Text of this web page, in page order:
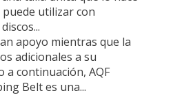
utilizar con
apoyo mientras que la
adicionales a su
a continuación, AQF
Belt es una...